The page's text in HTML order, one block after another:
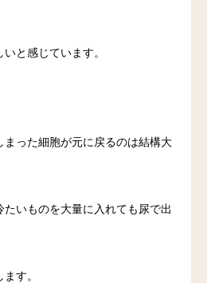
と感じています。
った細胞が元に戻るのは結構大
いものを大量に入れても尿で出
す。